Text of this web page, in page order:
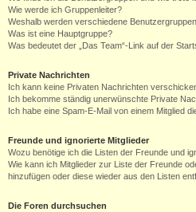
Wie werde ich Gruppenleiter?
Weshalb werden verschiedene
Was ist eine Hauptgruppe?
Was bedeutet der „Das Team“-Link auf der
Private Nachrichten
Ich kann keine Privaten Nachrichten
Ich bekomme ständig unerwünschte Private
Ich habe eine Spam-E-Mail von einem Mitglied
Freunde und ignorierte Mitglieder
Wozu benötige ich die Listen der Freunde und
Wie kann ich Mitglieder zur Liste der Freunde
hinzufügen oder diese wieder aus den Listen
Die Foren durchsuchen